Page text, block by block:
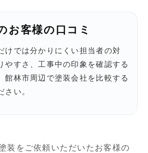
お客様の口コミ
けでは分かりにくい担当者の対
やすさ、工事中の印象を確認する
館林市周辺で塗装会社を比較する
い。
装をご依頼いただいたお客様の